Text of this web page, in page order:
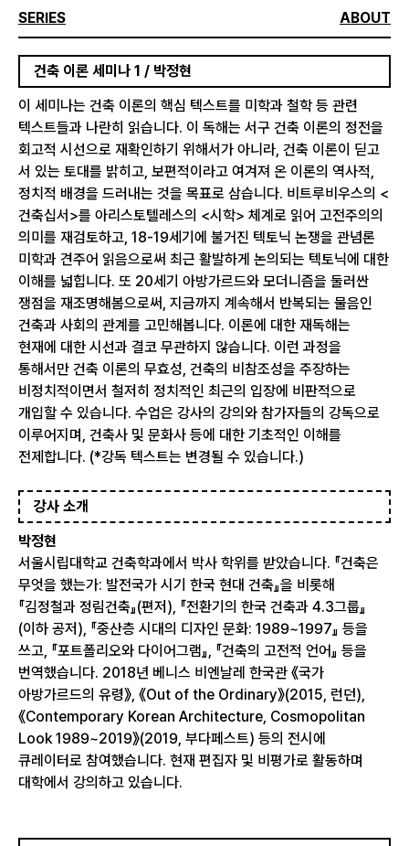
SERIES ABOUT
건축 이론 세미나 1 / 박정현
이 세미나는 건축 이론의 핵심 텍스트를 미학과 철학 등 관련
텍스트들과 나란히 읽습니다. 이 독해는 서구 건축 이론의 정전을
회고적 시선으로 재확인하기 위해서가 아니라, 건축 이론이 딛고
서 있는 토대를 밝히고, 보편적이라고 여겨져 온 이론의 역사적,
정치적 배경을 드러내는 것을 목표로 삼습니다. 비트루비우스의 <
건축십서>를 아리스토텔레스의 <시학> 체계로 읽어 고전주의의
의미를 재검토하고, 18-19세기에 불거진 텍토닉 논쟁을 관념론
미학과 견주어 읽음으로써 최근 활발하게 논의되는 텍토닉에 대한
이해를 넓힙니다. 또 20세기 아방가르드와 모더니즘을 둘러싼
쟁점을 재조명해봄으로써, 지금까지 계속해서 반복되는 물음인
건축과 사회의 관계를 고민해봅니다. 이론에 대한 재독해는
현재에 대한 시선과 결코 무관하지 않습니다. 이런 과정을
통해서만 건축 이론의 무효성, 건축의 비참조성을 주장하는
비정치적이면서 철저히 정치적인 최근의 입장에 비판적으로
개입할 수 있습니다. 수업은 강사의 강의와 참가자들의 강독으로
이루어지며, 건축사 및 문화사 등에 대한 기초적인 이해를
전제합니다. (*강독 텍스트는 변경될 수 있습니다.)
강사 소개
박정현
서울시립대학교 건축학과에서 박사 학위를 받았습니다. 『건축은
무엇을 했는가: 발전국가 시기 한국 현대 건축』을 비롯해
『김정철과 정림건축』(편저), 『전환기의 한국 건축과 4.3그룹』
(이하 공저), 『중산층 시대의 디자인 문화: 1989~1997』 등을
쓰고, 『포트폴리오와 다이어그램』, 『건축의 고전적 언어』 등을
번역했습니다. 2018년 베니스 비엔날레 한국관 《국가
아방가르드의 유령》, 《Out of the Ordinary》(2015, 런던),
《Contemporary Korean Architecture, Cosmopolitan
Look 1989~2019》(2019, 부다페스트) 등의 전시에
큐레이터로 참여했습니다. 현재 편집자 및 비평가로 활동하며
대학에서 강의하고 있습니다.